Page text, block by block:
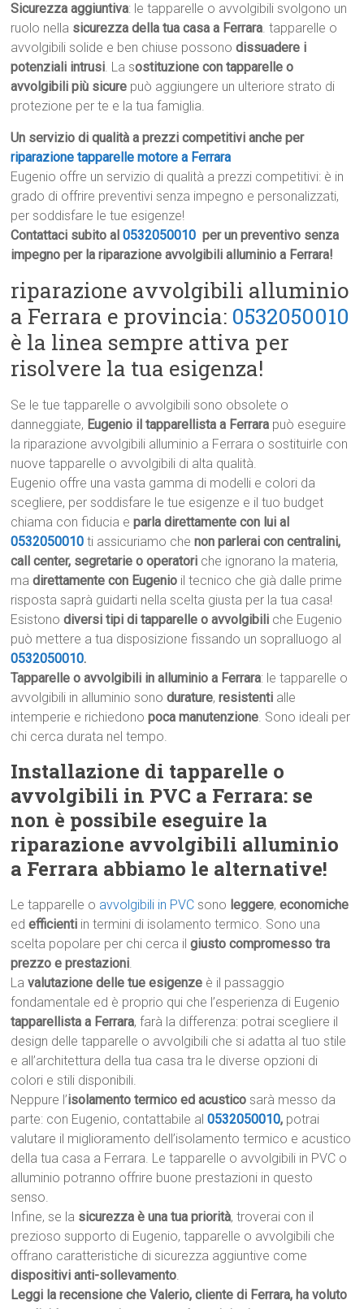
Sicurezza aggiuntiva: le tapparelle o avvolgibili svolgono un
ruolo nella sicurezza della tua casa a Ferrara. tapparelle o
avvolgibili solide e ben chiuse possonodissuadere i
potenziali intrusi. La sostituzione con tapparelle o
avvolgibili più sicure può aggiungere un ulteriore strato di
protezione per te e la tua famiglia.
Un servizio di qualità a prezzi competitivi anche per
riparazione tapparelle motore a Ferrara
Eugenio offre un servizio di qualità a prezzi competitivi: è in
grado di offrire preventivi senza impegno e personalizzati,
per soddisfare le tue esigenze!
Contattaci subito al0532050010 per un preventivo senza
impegno per la riparazione avvolgibili alluminio a Ferrara!
riparazione avvolgibili alluminio
a Ferrara e provincia: 0532050010
è la linea sempre attiva per
risolvere la tua esigenza!
Se le tue tapparelle o avvolgibili sono obsolete o
danneggiate, Eugenio il tapparellista a Ferrara può eseguire
la riparazione avvolgibili alluminio a Ferrara o sostituirle con
nuove tapparelle o avvolgibili di alta qualità.
Eugenio offre una vasta gamma di modelli e colori da
scegliere, per soddisfare le tue esigenze e il tuo budget
chiama con fiducia eparla direttamente con lui al
0532050010 ti assicuriamo chenon parlerai con centralini,
call center, segretarie o operatori che ignorano la materia,
madirettamente con Eugenio il tecnico che già dalle prime
risposta saprà guidarti nella scelta giusta per la tua casa!
Esistonodiversi tipi di tapparelle o avvolgibili che Eugenio
può mettere a tua disposizione fissando un sopralluogo al
0532050010.
Tapparelle o avvolgibili in alluminio a Ferrara: le tapparelle o
avvolgibili in alluminio sonodurature,resistenti alle
intemperie e richiedonopoca manutenzione. Sono ideali per
chi cerca durata nel tempo.
Installazione di tapparelle o
avvolgibili in PVC a Ferrara: se
non è possibile eseguire la
riparazione avvolgibili alluminio
a Ferrara abbiamo le alternative!
Le tapparelle o avvolgibili in PVC sono leggere,economiche
edefficienti in termini di isolamento termico. Sono una
scelta popolare per chi cerca ilgiusto compromesso tra
prezzo e prestazioni.
Lavalutazione delle tue esigenze è il passaggio
fondamentale ed è proprio qui che l’esperienza di Eugenio
tapparellista a Ferrara, farà la differenza: potrai scegliere il
design delle tapparelle o avvolgibili che si adatta al tuo stile
e all’architettura della tua casa tra le diverse opzioni di
colori e stili disponibili.
Neppure l’isolamento termico ed acustico sarà messo da
parte: con Eugenio, contattabile al0532050010, potrai
valutare il miglioramento dell’isolamento termico e acustico
della tua casa a Ferrara. Le tapparelle o avvolgibili in PVC o
alluminio potranno offrire buone prestazioni in questo
senso.
Infine, se la sicurezza è una tua priorità, troverai con il
prezioso supporto di Eugenio, tapparelle o avvolgibili che
offrano caratteristiche di sicurezza aggiuntive come
dispositivi anti-sollevamento.
Leggi la recensione che Valerio, cliente di Ferrara, ha voluto